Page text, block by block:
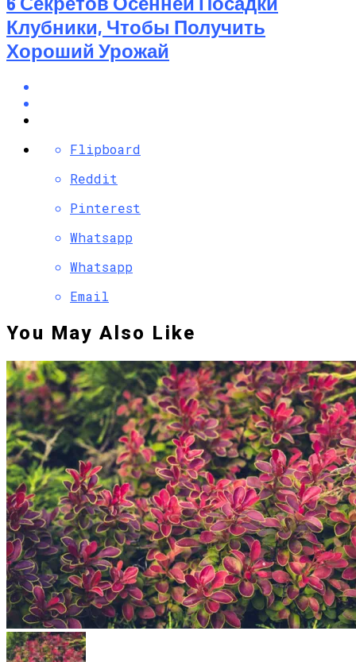
Клубники, Чтобы Получить
Хороший Урожай
Flipboard
Reddit
Pinterest
Whatsapp
Whatsapp
Email
You May Also Like